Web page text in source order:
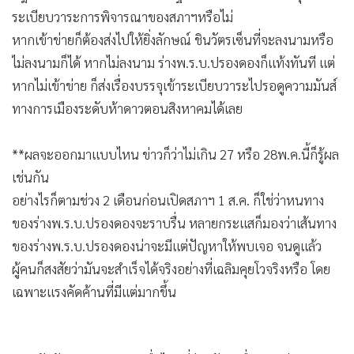
ระเบียบวาระการพิจารณาของสภาฯหรือไม่
หากเข้าข่ายก็ต้องส่งไปให้ยิ่งลักษณ์ ชินวัตรเซ็นที่จะลงนามหรือ
ไม่ลงนามก็ได้ หากไม่ลงนาม ร่างพ.ร.บ.ปรองดองก็แท้งทันที แต่
หากไม่เข้าข่าย ก็ส่งเรื่องบรรจุเข้าระเบียบวาระไปรอดูความมันส์
ทางการเมืองระดับห้าดาวตอนสิงหาคมได้เลย
**ผลจะออกมาแบบไหน ข่าวก็ว่าไม่เกิน 27 หรือ 28พ.ค.นี้ก็รู้ผล
เช่นกัน
อย่างไรก็ตามช่วง 2 เดือนก่อนเปิดสภาฯ 1 ส.ค. ก็ใช่ว่าหนทาง
ของร่างพ.ร.บ.ปรองดองจะราบรื่น หลายกระแสก็มองว่าเส้นทาง
ของร่างพ.ร.บ.ปรองดองน่าจะมีแต่ปัญหาให้พบเจอ จนดูแล้ว
ผู้คนก็สงสัยว่ามันจะสำเร็จได้จริงอย่างที่เฉลิมคุยโวจริงหรือ โดย
เฉพาะแรงคัดค้านที่มีแต่มากขึ้น